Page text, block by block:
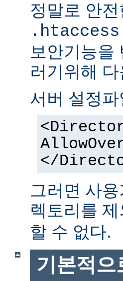
정말로 안
.htaccess
보안기능을
러기위해
서버 설정
</
그러면 사
렉토리를
할 수 없다.
기본적으